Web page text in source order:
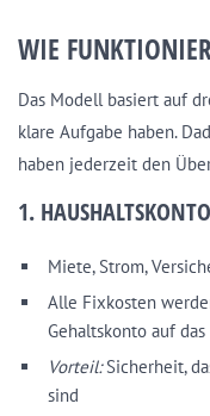
WIE
Das Modell basiert auf
klare Aufgabe haben.
haben jederzeit den
1.
Miete, Strom,
Alle Fixkosten
Gehaltskonto auf
Vorteil:Sicherheit,
sind